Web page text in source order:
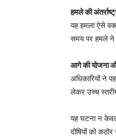
हमले की
यह हमला ऐसे
समय पर हमले ने
आगे की योजना
अधिकारियों ने
लेकर उच्च
यह घटना न
दोषियों को